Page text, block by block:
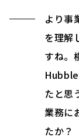
より事
を理解
すね。
たと思
業務に
たか？